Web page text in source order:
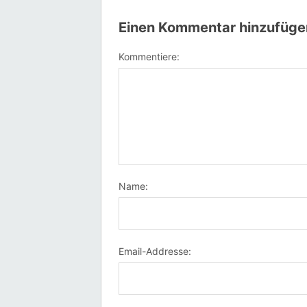
Einen Kommentar
Kommentiere:
Name:
Email-Addresse: